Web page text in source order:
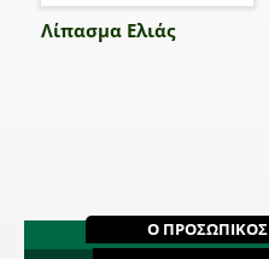
Λίπασμα Ελιάς
Ο